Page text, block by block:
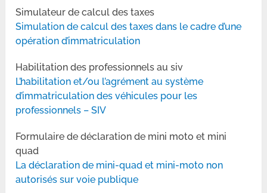
Simulateur de calcul des taxes
Simulation de calcul des taxes dans le cadre d’une
opération d’immatriculation
Habilitation des professionnels au siv
L’habilitation et/ou l’agrément au système
d’immatriculation des véhicules pour les
professionnels – SIV
Formulaire de déclaration de mini moto et mini
quad
La déclaration de mini-quad et mini-moto non
autorisés sur voie publique